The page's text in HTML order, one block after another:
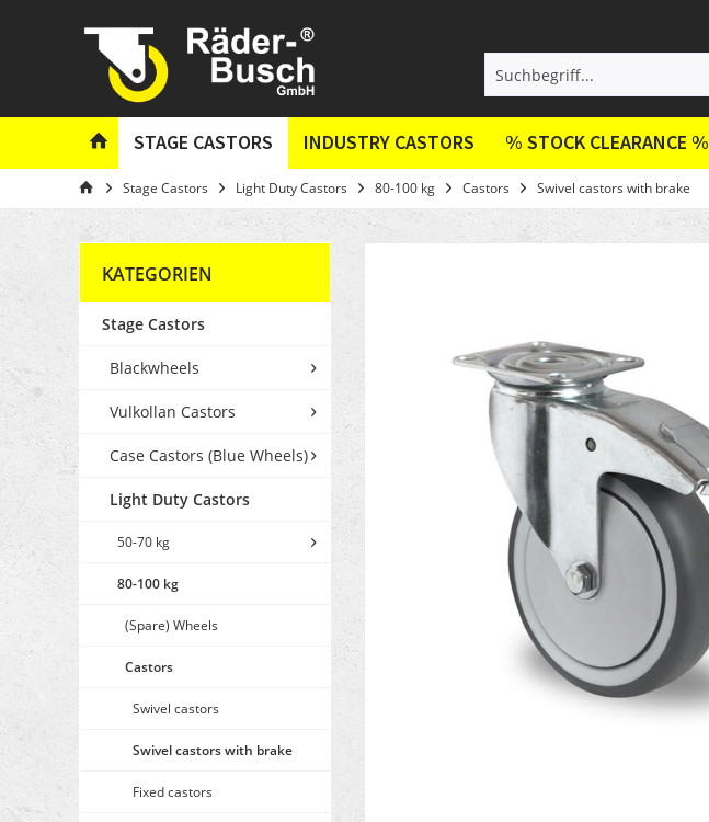
STAGE CASTORS INDUSTRY CASTORS % STOCK CLEARANCE %
Stage Castors Light Duty Castors 80-100 kg Castors Swivel castors with brake
KATEGORIEN
Stage Castors
Blackwheels
Vulkollan Castors
Case Castors (Blue Wheels)
Light Duty Castors
50-70 kg
80-100 kg
(Spare) Wheels
Castors
Swivel castors
Swivel castors with brake
Fixed castors